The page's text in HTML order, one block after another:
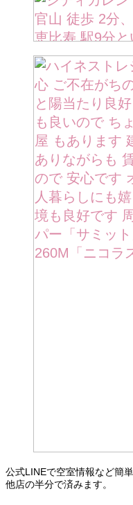
公式LINEで空室情報など簡
他店の半分で済みます。